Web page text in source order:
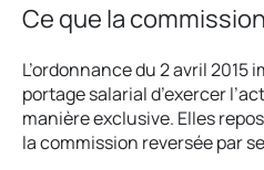
Ce que la
L’ordonnance du 2 avril 2015
portage salarial d’exercer
manière exclusive. Elles
la commission reversée par